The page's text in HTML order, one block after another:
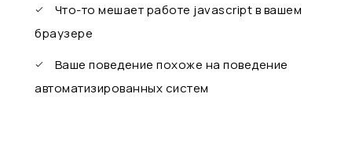
Что-то мешает работе javascript в вашем
браузере
Ваше поведение похоже на поведение
автоматизированных систем